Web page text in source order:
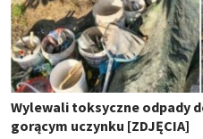
Wylewali toksyczne odpady
gorącym uczynku [ZDJĘCIA]